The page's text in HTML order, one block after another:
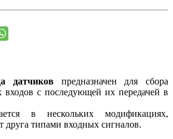
датчиков предназначен для сбора
входов c последующей их передачей в
в нескольких модификациях,
друга типами входных сигналов.